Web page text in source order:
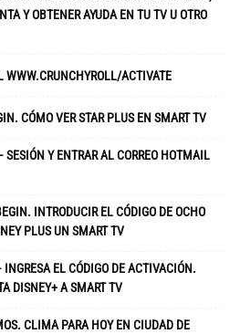
Y OBTENER AYUDA EN TU TV U OTRO
WWW.CRUNCHYROLL/ACTIVATE
CÓMO VER STAR PLUS EN SMART TV
Y ENTRAR AL CORREO HOTMAIL
INTRODUCIR EL CÓDIGO DE OCHO
PLUS UN SMART TV
EL CÓDIGO DE ACTIVACIÓN.
DISNEY+ A SMART TV
CLIMA PARA HOY EN CIUDAD DE